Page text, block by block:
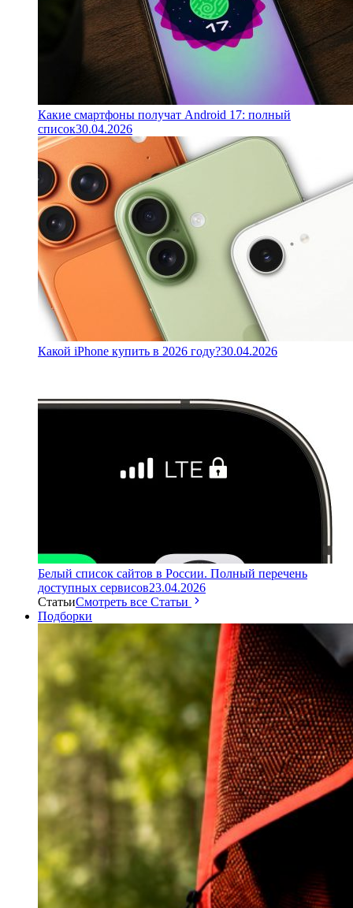
Какие смартфоны получат Android 17: полный
список30.04.2026
Какой iPhone купить в 2026 году?30.04.2026
Белый список сайтов в России. Полный перечень
доступных сервисов23.04.2026
СтатьиСмотреть все Статьи
Подборки